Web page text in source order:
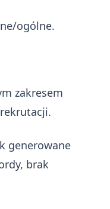
ogólne.
zakresem
generowane
brak